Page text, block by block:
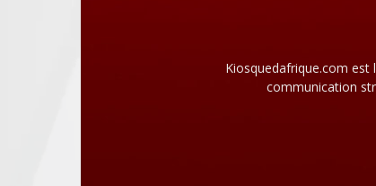
Kiosquedafrique.com
communication